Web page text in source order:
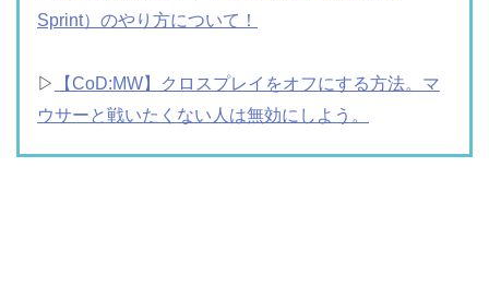
Sprint）のやり方について！
▷
【CoD:MW】クロスプレイをオフにする方法。マ
ウサーと戦いたくない人は無効にしよう。